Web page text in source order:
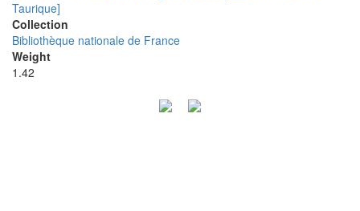
Taurique]
Collection
Bibliothèque nationale de France
Weight
1.42